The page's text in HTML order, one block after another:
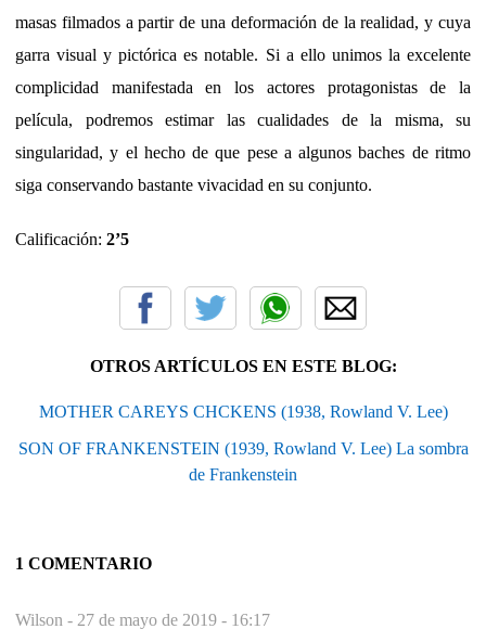
masas filmados a partir de una deformación de la realidad, y cuya
garra visual y pictórica es notable. Si a ello unimos la excelente
complicidad manifestada en los actores protagonistas de la
película, podremos estimar las cualidades de la misma, su
singularidad, y el hecho de que pese a algunos baches de ritmo
siga conservando bastante vivacidad en su conjunto.
Calificación: 2’5
OTROS ARTÍCULOS EN ESTE BLOG:
MOTHER CAREYS CHCKENS (1938, Rowland V. Lee)
SON OF FRANKENSTEIN (1939, Rowland V. Lee) La sombra
de Frankenstein
1 COMENTARIO
Wilson - 27 de mayo de 2019 - 16:17